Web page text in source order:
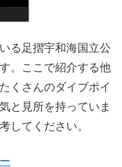
る足摺宇和海国立公
。ここで紹介する他
くさんのダイブポイ
と見所を持っていま
してください。